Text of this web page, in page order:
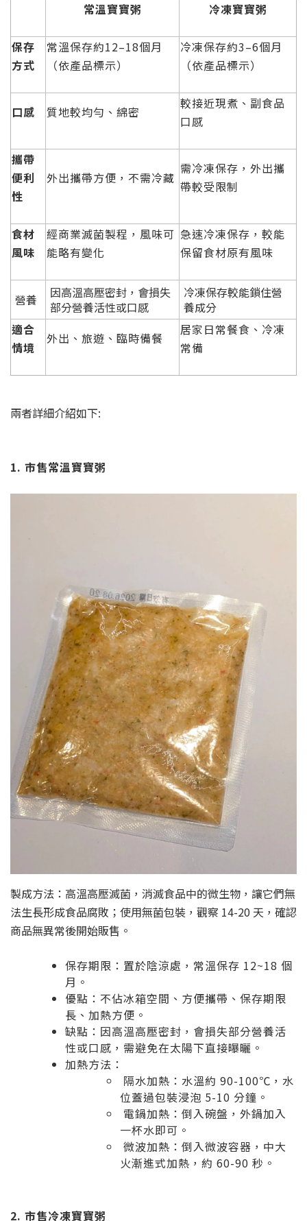
常溫寶寶粥 冷凍寶寶粥
保存
方式
常溫保存約12–18個月
（依產品標示）
冷凍保存約3–6個月
（依產品標示）
口感 質地較均勻、綿密
較接近現煮、副食品
口感
攜帶
便利
性
外出攜帶方便，不需冷藏
需冷凍保存，外出攜
帶較受限制
食材
風味
經商業滅菌製程，風味可
能略有變化
急速冷凍保存，較能
保留食材原有風味
營養
因高溫高壓密封，會損失
部分營養活性或口感
冷凍保存較能鎖住營
養成分
適合
情境
外出、旅遊、臨時備餐
居家日常餐食、冷凍
常備
兩者詳細介紹如下:
1. 市售常溫寶寶粥
製成方法：高溫高壓滅菌，消滅食品中的微生物，讓它們無
法生長形成食品腐敗；使用無菌包裝，觀察 14-20 天，確認
商品無異常後開始販售。
保存期限：置於陰涼處，常溫保存 12~18 個
月。
優點：不佔冰箱空間、方便攜帶、保存期限
長、加熱方便。
缺點：因高溫高壓密封，會損失部分營養活
性或口感，需避免在太陽下直接曝曬。
加熱方法：
隔水加熱：水溫約 90-100℃，水
位蓋過包裝浸泡 5-10 分鐘。
電鍋加熱：倒入碗盤，外鍋加入
一杯水即可。
微波加熱：倒入微波容器，中大
火漸進式加熱，約 60-90 秒。
2. 市售冷凍寶寶粥